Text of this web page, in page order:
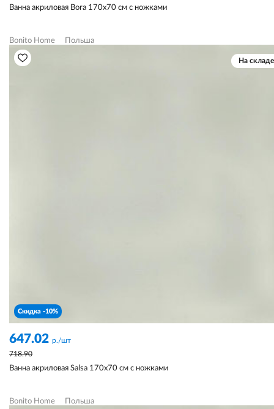
Ванна акриловая Bora 170х70 см с ножками
Bonito Home Польша
На складе
Скидка -10%
647.02 р./шт
718.90
Ванна акриловая Salsa 170х70 см с ножками
Bonito Home Польша